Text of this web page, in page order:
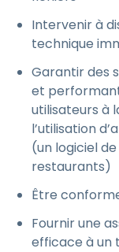
Intervenir à
technique
Garantir des
et
utilisateurs à
l’utilisation
(un logiciel
restaurants)
Être
Fournir une
efficace à un